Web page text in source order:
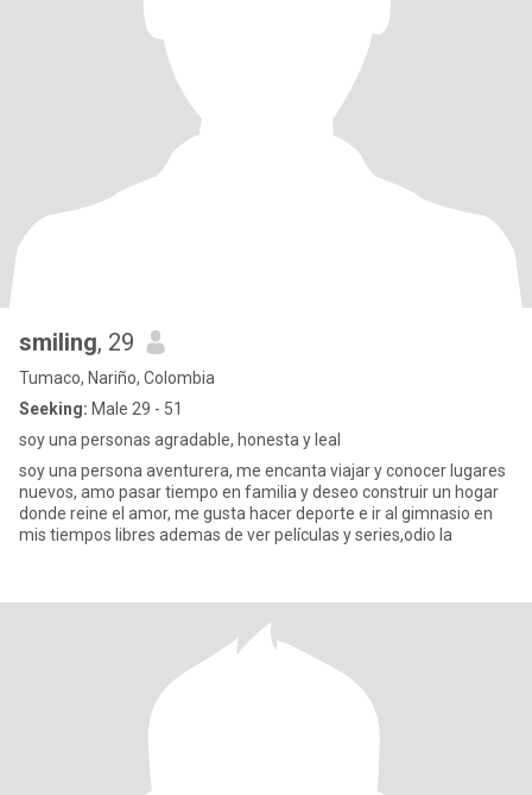
smiling, 29
Tumaco, Nariño, Colombia
Seeking: Male 29 - 51
soy una personas agradable, honesta y leal
soy una persona aventurera, me encanta viajar y conocer lugares
nuevos, amo pasar tiempo en familia y deseo construir un hogar
donde reine el amor, me gusta hacer deporte e ir al gimnasio en
mis tiempos libres ademas de ver películas y series,odio la